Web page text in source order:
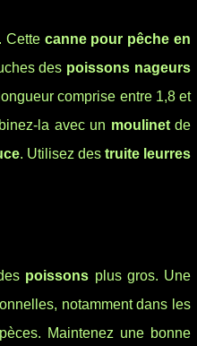
Cette canne pour pêche en
des poissons nageurs
comprise entre 1,8 et
la avec un moulinetde
. Utilisez des truite leurres
poissons plus gros. Une
notamment dans les
Maintenez une bonne